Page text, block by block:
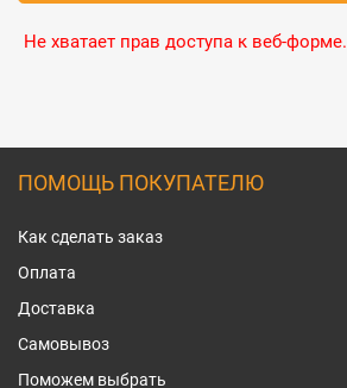
Не хватает прав доступа к веб-форме.
ПОМОЩЬ ПОКУПАТЕЛЮ
Как сделать заказ
Оплата
Доставка
Самовывоз
Поможем выбрать